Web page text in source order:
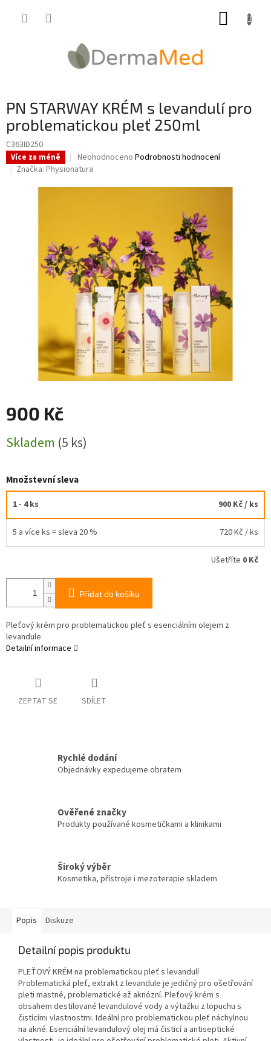
PN STARWAY KRÉM s levandulí pro
problematickou pleť 250ml
C363ID250
Více za méně
Průměrné
hodnocení
je
hvězdiček.
Neohodnoceno Podrobnosti hodnocení
Značka: Physionatura
900 Kč
cena:
Skladem (5 ks)
Množstevní sleva
1 - 4 ks 900 Kč/ ks
5 a více ks = sleva 20 % 720 Kč / ks
Ušetříte 0 Kč
Přidat do košíku
Pleťový krém pro problematickou pleť s esenciálním olejem z
levandule
Detailní informace
ZEPTAT SE SDÍLET
Rychlé dodání
Objednávky expedujeme obratem
Ověřené značky
Produkty používané kosmetičkami a klinikami
Široký výběr
Kosmetika, přístroje i mezoterapie skladem
Popis Diskuze
Detailní popis produktu
PLEŤOVÝ KRÉM na problematickou pleť s levandulí
Problematická pleť, extrakt z levandule je jedičný pro ošetřování
pleti mastné, problematické až aknózní. Pleťový krém s
obsahem destilované levandulové vody a výtažku z lopuchu s
čistícími vlastnostmi. Ideální pro problematickou pleť náchylnou
na akné. Esenciální levandulový olej má čisticí a antiseptické